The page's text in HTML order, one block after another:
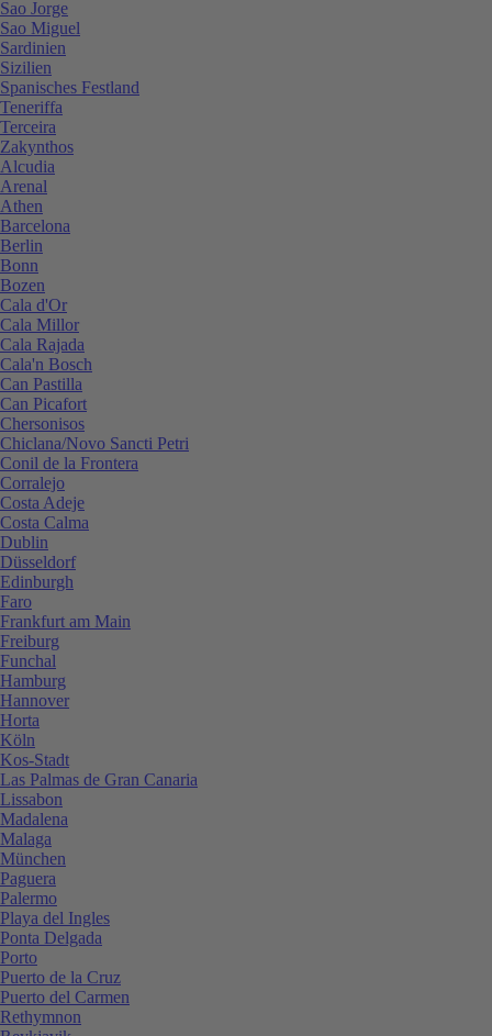
Sao Jorge
Sao Miguel
Sardinien
Sizilien
Spanisches Festland
Teneriffa
Terceira
Zakynthos
Alcudia
Arenal
Athen
Barcelona
Berlin
Bonn
Bozen
Cala d'Or
Cala Millor
Cala Rajada
Cala'n Bosch
Can Pastilla
Can Picafort
Chersonisos
Chiclana/Novo Sancti Petri
Conil de la Frontera
Corralejo
Costa Adeje
Costa Calma
Dublin
Düsseldorf
Edinburgh
Faro
Frankfurt am Main
Freiburg
Funchal
Hamburg
Hannover
Horta
Köln
Kos-Stadt
Las Palmas de Gran Canaria
Lissabon
Madalena
Malaga
München
Paguera
Palermo
Playa del Ingles
Ponta Delgada
Porto
Puerto de la Cruz
Puerto del Carmen
Rethymnon